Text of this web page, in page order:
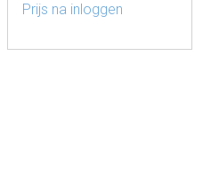
Prijs na inloggen